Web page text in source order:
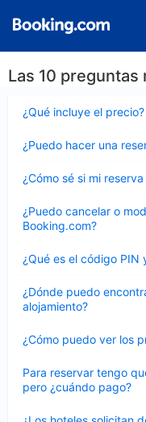
Las 10
¿Qué incluye el precio?
cerrado
¿Puedo hacer una
cerrado
¿Cómo sé si mi
cerrado
¿Puedo cancelar o
Booking.com?
cerrado
¿Qué es el código PIN
cerrado
¿Dónde puedo
alojamiento?
cerrado
¿Cómo puedo ver los
cerrado
Para reservar tengo
pero ¿cuándo pago?
cerrado